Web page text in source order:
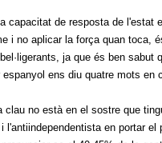
capacitat de resposta de l'estat
i no aplicar la força quan toca,
ja que és ben
ens diu quatre mots en
clau no està en el sostre que
l'antiindependentista en portar